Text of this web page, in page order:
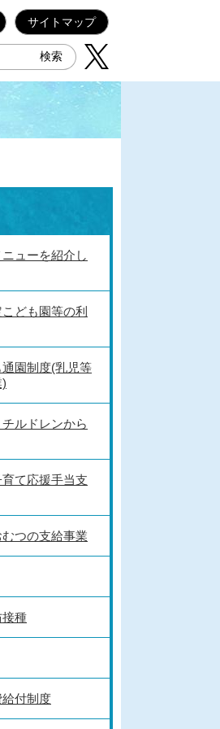
サイトマップ
ューを紹介し
ども園等の利
園制度(乳児等
ルドレンから
て応援手当支
つの支給事業
種
付制度